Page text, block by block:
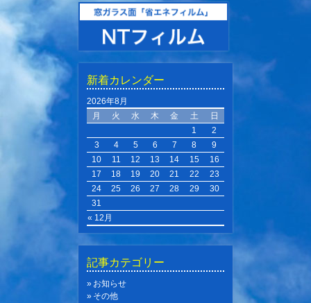
新着カレンダー
2026年8月
月
火 水 木 金 土 日
« 12月
1
2
3
4 5 6 7 8
9
10
11 12 13 14 15
16
17
18 19 20 21 22
23
24
25 26 27 28 29
30
31
記事カテゴリー
お知らせ
その他